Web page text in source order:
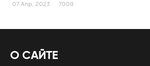
07 Апр, 2023 7008
О САЙТЕ